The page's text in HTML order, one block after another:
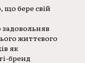
що бере свій
задовольняв
життєвого
як
бренд